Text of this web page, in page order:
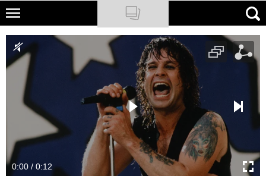
Skip
main
content
NATIONAL GEOGRAPHIC
TRAVELER
PODCASTY
Newsletter
Cuda Polski
0:00 / 0:12